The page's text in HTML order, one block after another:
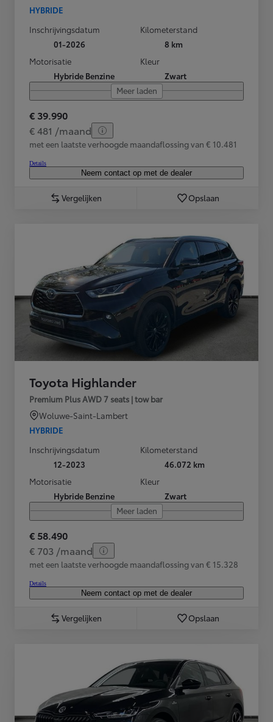
HYBRIDE
Inschrijvingsdatum
01-2026
Kilometerstand
8 km
Motorisatie
Hybride Benzine
Kleur
Zwart
Meer laden
€ 39.990
€ 481 /maand
met een laatste verhoogde maandaflossing van € 10.481
Details
Neem contact op met de dealer
Vergelijken Opslaan
Toyota Highlander
Premium Plus AWD 7 seats | tow bar
Woluwe-Saint-Lambert
HYBRIDE
Inschrijvingsdatum
12-2023
Kilometerstand
46.072 km
Motorisatie
Hybride Benzine
Kleur
Zwart
Meer laden
€ 58.490
€ 703 /maand
met een laatste verhoogde maandaflossing van € 15.328
Details
Neem contact op met de dealer
Vergelijken Opslaan